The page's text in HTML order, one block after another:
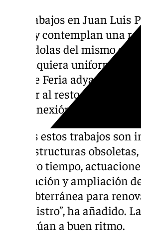
Los trabajos en Juan Luis
euros y contemplan una
dotándolas del mismo
que adquiera
la calle Feria adyacente
similar al resto de calles de
con conexión a la calle
“Todos estos trabajos
infraestructuras
nuestro tiempo,
renovación y ampliación
red subterránea para
suministro”, ha añadido.
continúan a buen ritmo.